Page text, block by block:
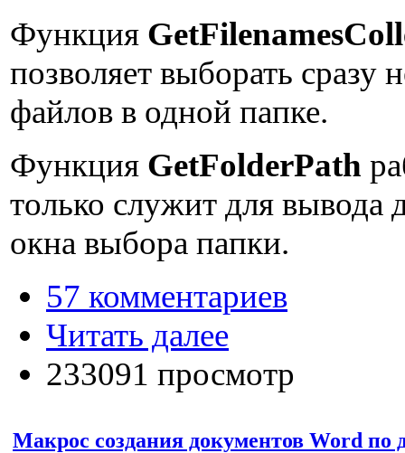
Функция
позволяет выборать сразу
файлов в одной папке.
Функция GetFolderPath
только служит для вывода
окна выбора папки.
57 комментариев
Читать далее
233091 просмотр
Макрос создания документов Word